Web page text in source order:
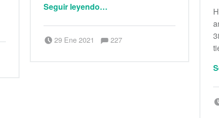
Seguir leyendo…
29 Ene 2021 Escrito por:
Berenice Alianza Comentarios:
227